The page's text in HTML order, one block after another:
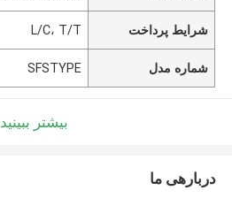
شرایط پرداخت L/C، T/T
شماره مدل SFSTYPE
بیشتر ببینید
دربارهی ما